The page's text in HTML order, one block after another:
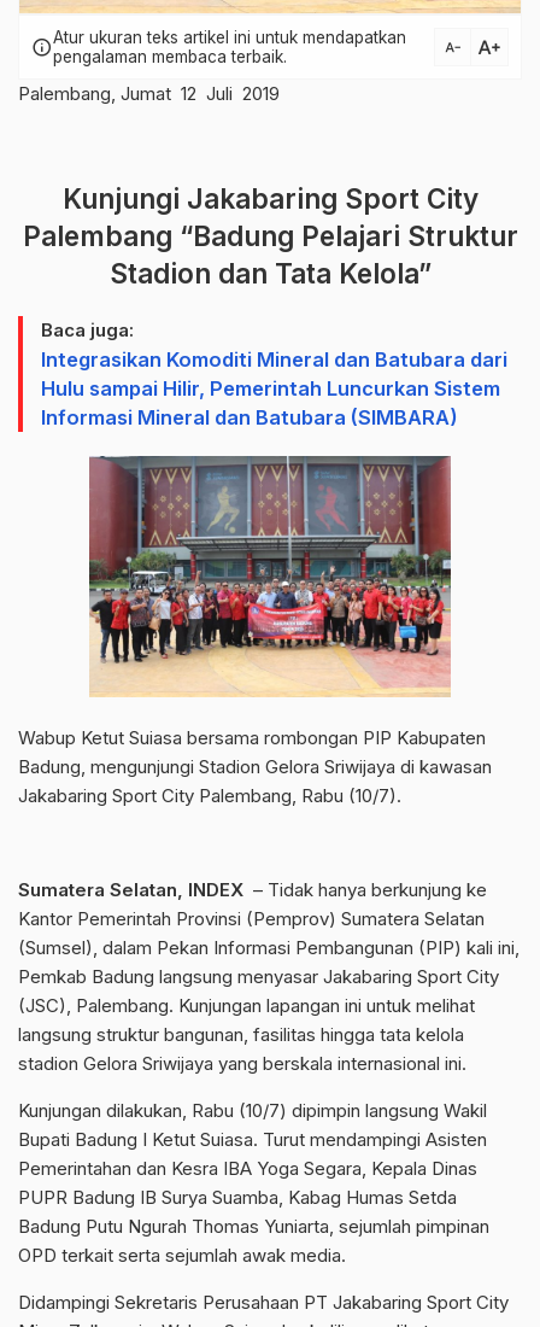
infoAtur ukuran teks artikel ini untuk mendapatkan
pengalaman membaca terbaik.
text_decrease text_increase
Palembang, Jumat 12 Juli 2019
Kunjungi Jakabaring Sport City
Palembang “Badung Pelajari Struktur
Stadion dan Tata Kelola”
Baca juga:
Integrasikan Komoditi Mineral dan Batubara dari
Hulu sampai Hilir, Pemerintah Luncurkan Sistem
Informasi Mineral dan Batubara (SIMBARA)
Wabup Ketut Suiasa bersama rombongan PIP Kabupaten
Badung, mengunjungi Stadion Gelora Sriwijaya di kawasan
Jakabaring Sport City Palembang, Rabu (10/7).
Sumatera Selatan, INDEX – Tidak hanya berkunjung ke
Kantor Pemerintah Provinsi (Pemprov) Sumatera Selatan
(Sumsel), dalam Pekan Informasi Pembangunan (PIP) kali ini,
Pemkab Badung langsung menyasar Jakabaring Sport City
(JSC), Palembang. Kunjungan lapangan ini untuk melihat
langsung struktur bangunan, fasilitas hingga tata kelola
stadion Gelora Sriwijaya yang berskala internasional ini.
Kunjungan dilakukan, Rabu (10/7) dipimpin langsung Wakil
Bupati Badung I Ketut Suiasa. Turut mendampingi Asisten
Pemerintahan dan Kesra IBA Yoga Segara, Kepala Dinas
PUPR Badung IB Surya Suamba, Kabag Humas Setda
Badung Putu Ngurah Thomas Yuniarta, sejumlah pimpinan
OPD terkait serta sejumlah awak media.
Didampingi Sekretaris Perusahaan PT Jakabaring Sport City